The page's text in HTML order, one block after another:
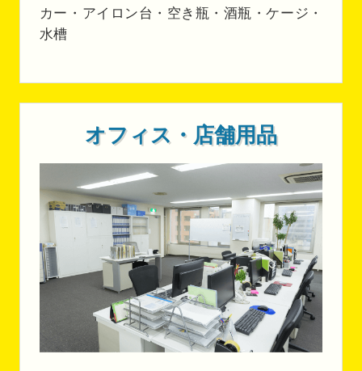
カー・アイロン台・空き瓶・酒瓶・ケージ・
水槽
オフィス・店舗用品